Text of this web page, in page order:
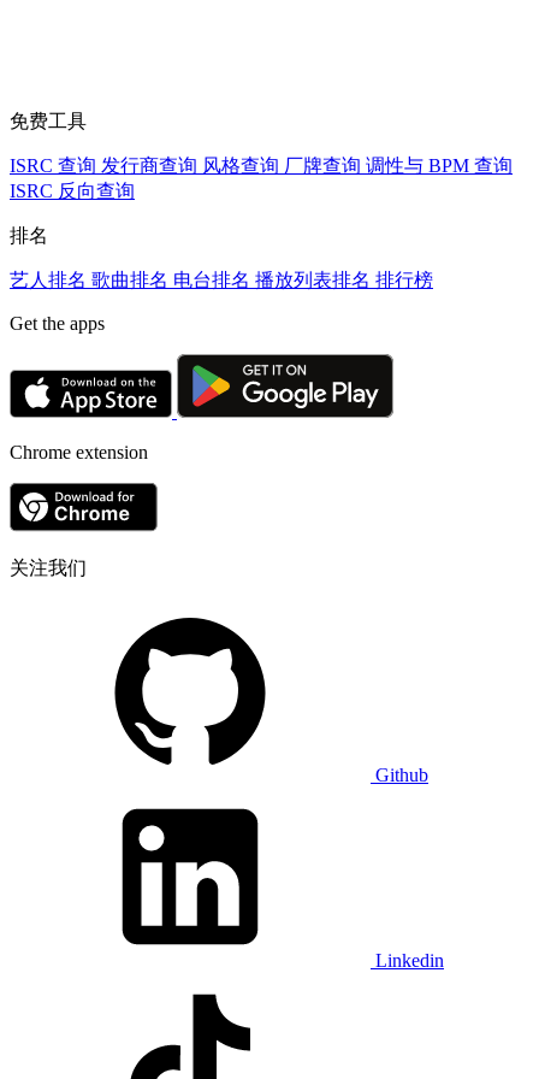
免费工具
ISRC 查询 发行商查询 风格查询 厂牌查询 调性与 BPM 查询
ISRC 反向查询
排名
艺人排名 歌曲排名 电台排名 播放列表排名 排行榜
Get the apps
Chrome extension
关注我们
Github
Linkedin